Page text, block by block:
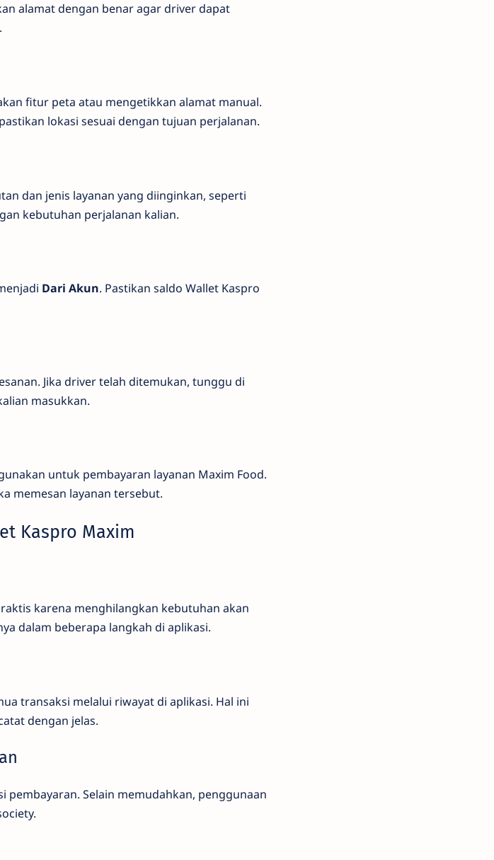
alamat dengan benar agar driver dapat
fitur peta atau mengetikkan alamat manual.
lokasi sesuai dengan tujuan perjalanan.
dan jenis layanan yang diinginkan, seperti
kebutuhan perjalanan kalian.
Dari Akun. Pastikan saldo Wallet Kaspro
Jika driver telah ditemukan, tunggu di
masukkan.
untuk pembayaran layanan Maxim Food.
memesan layanan tersebut.
Kaspro Maxim
karena menghilangkan kebutuhan akan
dalam beberapa langkah di aplikasi.
transaksi melalui riwayat di aplikasi. Hal ini
dengan jelas.
Selain memudahkan, penggunaan